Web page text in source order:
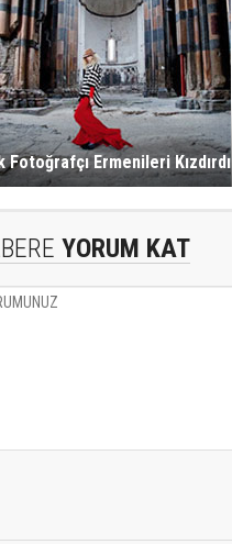
Fotoğrafçı Ermenileri Kızdırdı
YORUM KAT